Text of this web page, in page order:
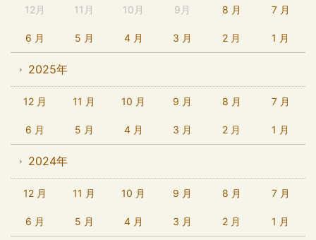
12月 11月 10月 9月 8 月 7 月
6 月 5 月 4 月 3 月 2 月 1 月
2025年
12 月 11 月 10 月 9 月 8 月 7 月
6 月 5 月 4 月 3 月 2 月 1 月
2024年
12 月 11 月 10 月 9 月 8 月 7 月
6 月 5 月 4 月 3 月 2 月 1 月